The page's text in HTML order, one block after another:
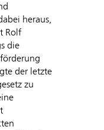
heraus,
Rolf
die
der letzte
zu